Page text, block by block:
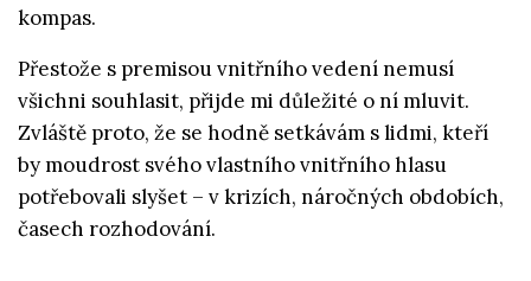
kompas.
Přestože s premisou vnitřního vedení nemusí
všichni souhlasit, přijde mi důležité o ní mluvit.
Zvláště proto, že se hodně setkávám s lidmi, kteří
by moudrost svého vlastního vnitřního hlasu
potřebovali slyšet – v krizích, náročných obdobích,
časech rozhodování.